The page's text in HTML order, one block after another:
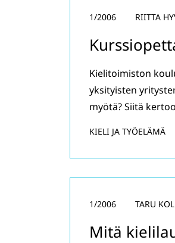
1/2006 RIITTA
Kielitoimiston
yksityisten
myötä? Siitä
KIELI JA TYÖELÄMÄ
Mitä
1/2006 TARU